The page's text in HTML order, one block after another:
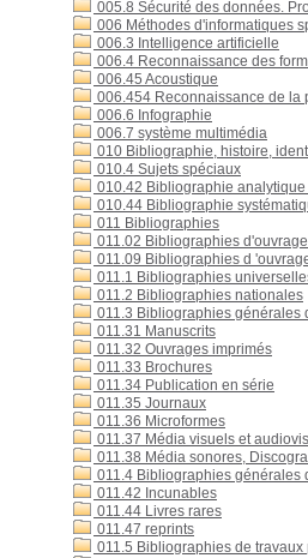
005.8 Sécurité des données.
006 Méthodes d'informatiques
006.3 Intelligence artificielle
006.4 Reconnaissance des
006.45 Acoustique
006.454 Reconnaissance de la
006.6 Infographie
006.7 système multimédia
010 Bibliographie, histoire,
010.4 Sujets spéciaux
010.42 Bibliographie
010.44 Bibliographie
011 Bibliographies
011.02 Bibliographies
011.09 Bibliographies d
011.1 Bibliographies
011.2 Bibliographies nationales
011.3 Bibliographies générales
011.31 Manuscrits
011.32 Ouvrages imprimés
011.33 Brochures
011.34 Publication en série
011.35 Journaux
011.36 Microformes
011.37 Média visuels et
011.38 Média sonores,
011.4 Bibliographies générales
011.42 Incunables
011.44 Livres rares
011.47 reprints
011.5 Bibliographies de